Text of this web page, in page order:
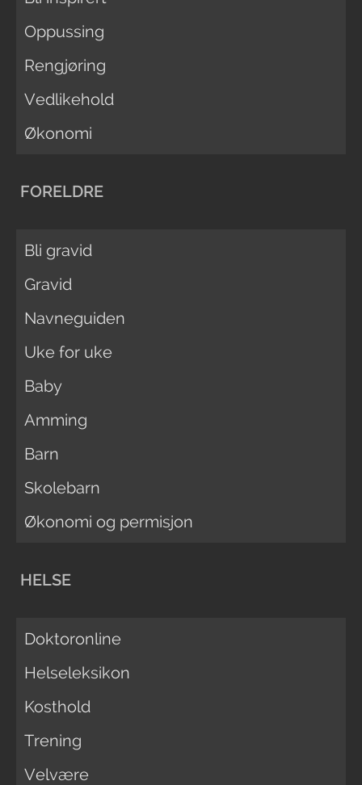
Oppussing
Rengjøring
Vedlikehold
Økonomi
FORELDRE
Bli gravid
Gravid
Navneguiden
Uke for uke
Baby
Amming
Barn
Skolebarn
Økonomi og permisjon
HELSE
Doktoronline
Helseleksikon
Kosthold
Trening
Velvære